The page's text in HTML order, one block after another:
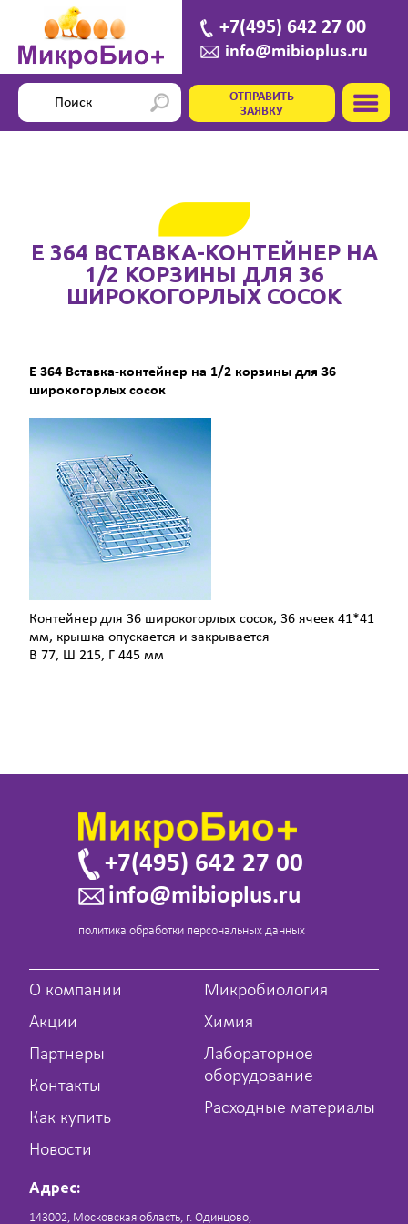
+7(495) 642 27 00
info@mibioplus.ru
ОТПРАВИТЬ
ЗАЯВКУ
E 364 ВСТАВКА-КОНТЕЙНЕР НА
1/2 КОРЗИНЫ ДЛЯ 36
ШИРОКОГОРЛЫХ СОСОК
E 364 Вставка-контейнер на 1/2 корзины для 36
широкогорлых сосок
Контейнер для 36 широкогорлых сосок, 36 ячеек 41*41
мм, крышка опускается и закрывается
В 77, Ш 215, Г 445 мм
+7(495) 642 27 00
info@mibioplus.ru
политика обработки персональных данных
О компании
Акции
Партнеры
Контакты
Как купить
Новости
Микробиология
Химия
Лабораторное
оборудование
Расходные материалы
Адрес:
143002, Московская область, г. Одинцово,